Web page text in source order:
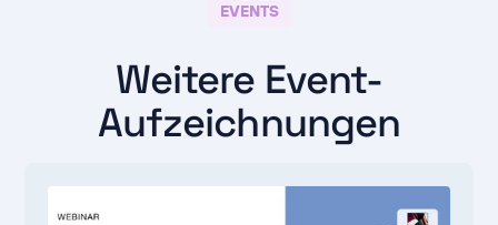
EVENTS
Weitere Event-
Aufzeichnungen